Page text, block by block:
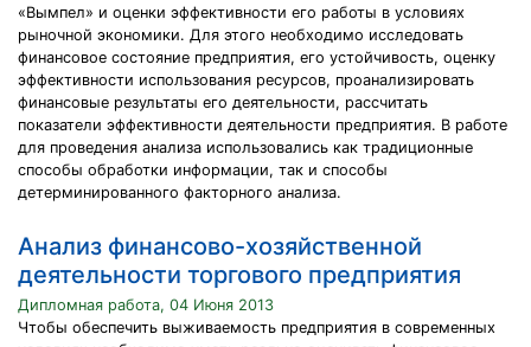
«Вымпел» и оценки эффективности его работы в условиях
рыночной экономики. Для этого необходимо исследовать
финансовое состояние предприятия, его устойчивость, оценку
эффективности использования ресурсов, проанализировать
финансовые результаты его деятельности, рассчитать
показатели эффективности деятельности предприятия. В работе
для проведения анализа использовались как традиционные
способы обработки информации, так и способы
детерминированного факторного анализа.
Анализ финансово-хозяйственной
деятельности торгового предприятия
Дипломная работа, 04 Июня 2013
Чтобы обеспечить выживаемость предприятия в современных